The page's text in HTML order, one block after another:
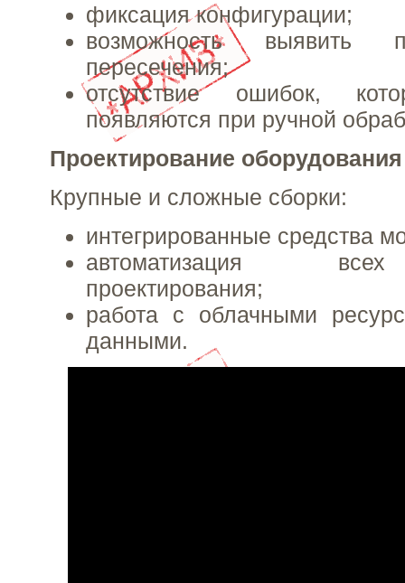
фиксация конфигурации;
возможность выявить
пересечения;
отсутствие ошибок,
появляются при ручной
Проектирование
Крупные и сложные сборки:
интегрированные средства
автоматизация
проектирования;
работа с облачными
данными.